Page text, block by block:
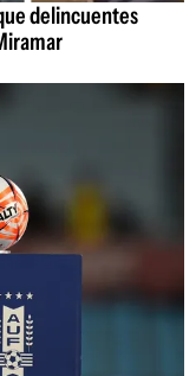
delincuentes